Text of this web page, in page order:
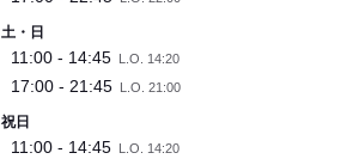
土・日
11:00 - 14:45 L.O. 14:20
17:00 - 21:45 L.O. 21:00
祝日
11:00 - 14:45 L.O. 14:20